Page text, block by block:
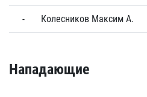
- Колесников Максим А.
Нападающие